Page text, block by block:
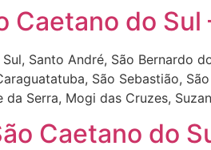
Caetano do Sul
Santo André, São Bernardo
São Sebastião,
Serra, Mogi das Cruzes,
Caetano do